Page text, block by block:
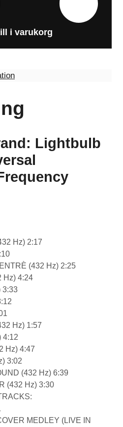
i varukorg
Lightbulb
Hz) 2:17
(432 Hz) 2:25
Hz) 4:24
3:33
Hz) 1:57
4:12
Hz) 4:47
3:02
(432 Hz) 6:39
(432 Hz) 3:30
MEDLEY (LIVE IN